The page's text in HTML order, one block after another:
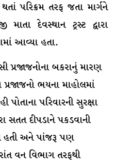
પરિક્રમ તરફ જતા માર્ગને
દેવસ્થાન ટ્રસ્ટ દ્વારા
આવ્યા હતા.
પ્રજાજનોના બકરાનું મારણ
પ્રજાજનો ભયના માહોલમાં
પરિવારની સુરક્ષા
સતત દીપડાને પકડવાની
હતી અને પાંજરૂ પણ
વન વિભાગ તરફથી